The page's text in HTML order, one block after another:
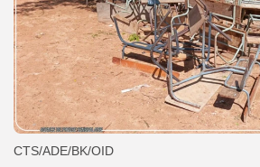
CTS/ADE/BK/OID